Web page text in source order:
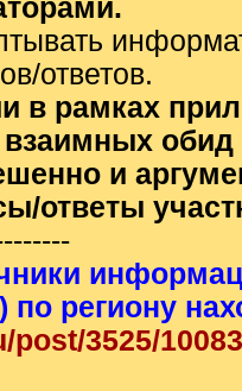
ответов.
в рамках
взаимных обид
и
ответы
по региону
3525/